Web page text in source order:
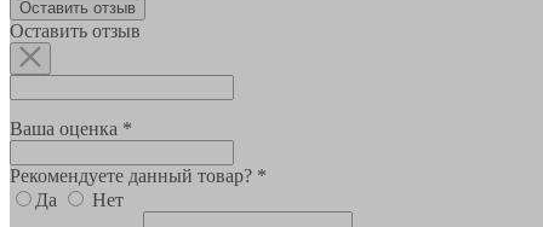
Оставить отзыв
Оставить отзыв
Ваша оценка *
Рекомендуете данный товар? *
Да
Нет